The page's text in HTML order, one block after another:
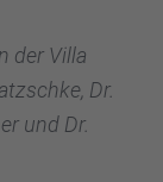
der Villa
Dr.
und Dr.